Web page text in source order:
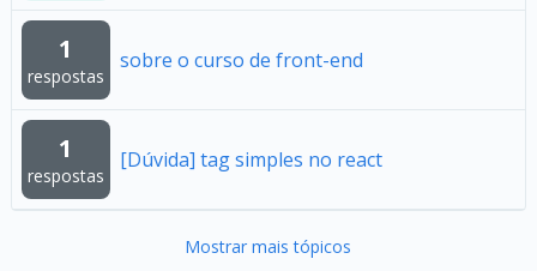
1
respostas
sobre o curso de front-end
1
respostas
[Dúvida] tag simples no react
Mostrar mais tópicos